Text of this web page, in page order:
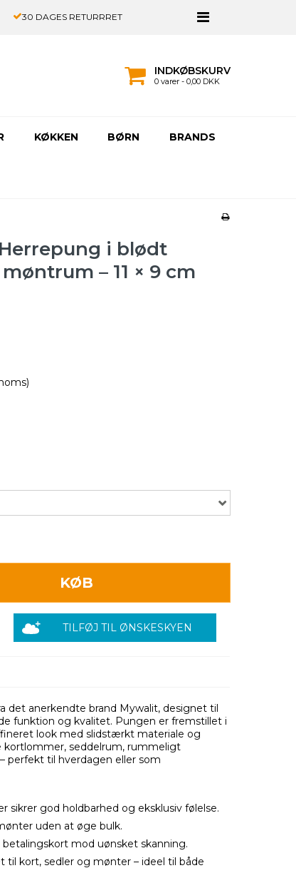
30 DAGES RETURRRET
INDKØBSKURV
0 varer - 0,00 DKK
KØKKEN BØRN BRANDS
i blødt
– 11 × 9 cm
KØB
TILFØJ TIL ØNSKESKYEN
det anerkendte brand Mywalit, designet til
funktion og kvalitet. Pungen er fremstillet i
look med slidstærkt materiale og
kortlommer, seddelrum, rummeligt
til hverdagen eller som
sikrer god holdbarhed og eksklusiv følelse.
uden at øge bulk.
mod uønsket skanning.
til kort, sedler og mønter – ideel til både